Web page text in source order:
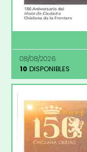
08/08/2026
10 DISPONIBLES